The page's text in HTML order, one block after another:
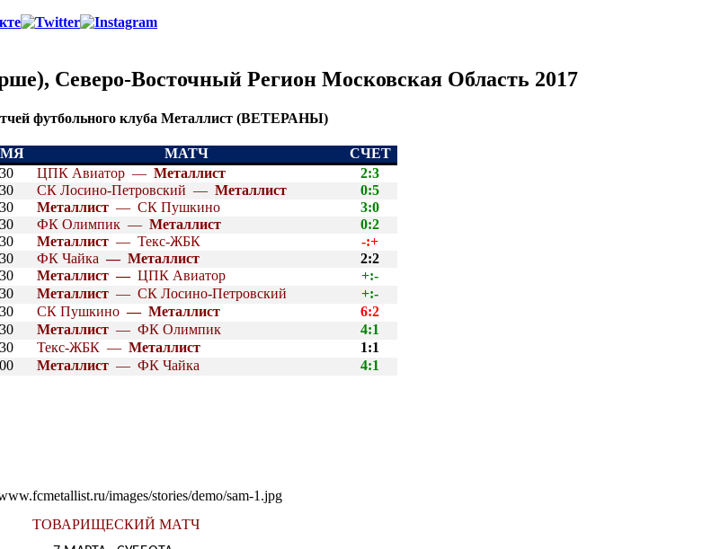
Северо-Восточный Регион Московская Область 2017
футбольного клуба Металлист (ВЕТЕРАНЫ)
МАТЧ
СЧЕТ
ЦПК Авиатор — Металлист
2:3
СК Лосино-Петровский — Металлист
0:5
Металлист — СК Пушкино
3:0
ФК Олимпик — Металлист
0:2
Металлист — Текс-ЖБК
-:+
ФК Чайка — Металлист
2:2
Металлист — ЦПК Авиатор
+:-
Металлист — СК Лосино-Петровский
+:-
СК Пушкино — Металлист
6:2
Металлист — ФК Олимпик
4:1
Текс-ЖБК — Металлист
1:1
Металлист — ФК Чайка 4:1
ТОВАРИЩЕСКИЙ МАТЧ